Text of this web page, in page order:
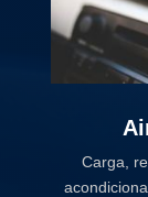
Carga,